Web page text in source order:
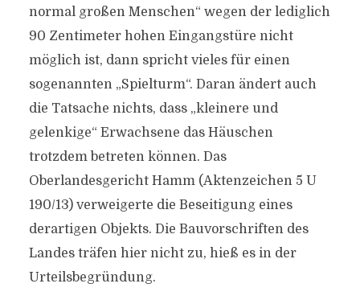
normal großen Menschen“ wegen der lediglich
90 Zentimeter hohen Eingangstüre nicht
möglich ist, dann spricht vieles für einen
sogenannten „Spielturm“. Daran ändert auch
die Tatsache nichts, dass „kleinere und
gelenkige“ Erwachsene das Häuschen
trotzdem betreten können. Das
Oberlandesgericht Hamm (Aktenzeichen 5 U
190/13) verweigerte die Beseitigung eines
derartigen Objekts. Die Bauvorschriften des
Landes träfen hier nicht zu, hieß es in der
Urteilsbegründung.